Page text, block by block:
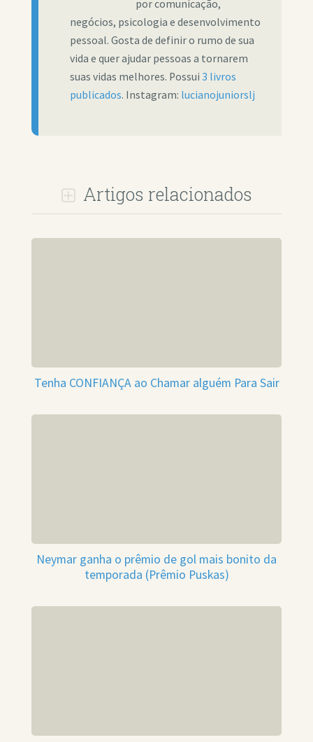
por comunicação,
negócios, psicologia e desenvolvimento
pessoal. Gosta de definir o rumo de sua
vida e quer ajudar pessoas a tornarem
suas vidas melhores. Possui 3 livros
publicados. Instagram: lucianojuniorslj
Artigos relacionados
Tenha CONFIANÇA ao Chamar alguém Para Sair
Neymar ganha o prêmio de gol mais bonito da
temporada (Prêmio Puskas)